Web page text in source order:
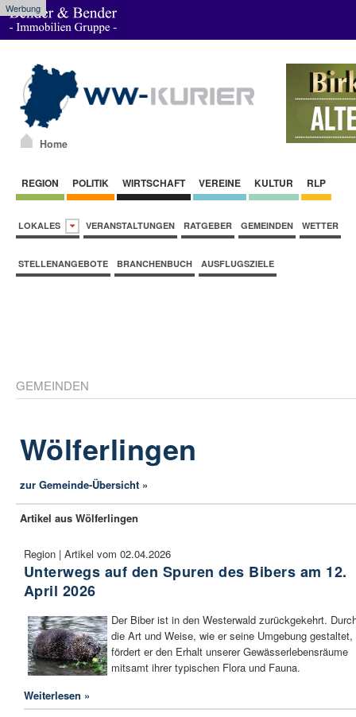
Werbung
Home
REGION POLITIK WIRTSCHAFT VEREINE KULTUR RLP
LOKALES VERANSTALTUNGEN RATGEBER GEMEINDEN WETTER
STELLENANGEBOTE BRANCHENBUCH AUSFLUGSZIELE
GEMEINDEN
Wölferlingen
zur Gemeinde-Übersicht »
Artikel aus Wölferlingen
Region | Artikel vom 02.04.2026
Unterwegs auf den Spuren des Bibers am 12.
April 2026
Der Biber ist in den Westerwald zurückgekehrt.
die Art und Weise, wie er seine Umgebung gestaltet,
fördert er den Erhalt unserer Gewässerlebensräume
mitsamt ihrer typischen Flora und Fauna.
Weiterlesen »